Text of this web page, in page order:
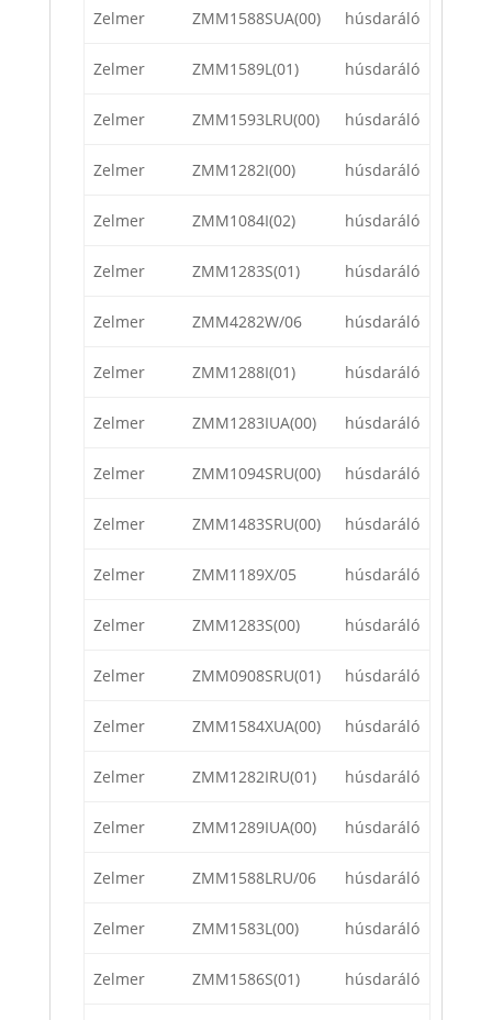
Zelmer ZMM1588SUA(00) húsdaráló
Zelmer ZMM1589L(01) húsdaráló
Zelmer ZMM1593LRU(00) húsdaráló
Zelmer ZMM1282I(00) húsdaráló
Zelmer ZMM1084I(02) húsdaráló
Zelmer ZMM1283S(01) húsdaráló
Zelmer ZMM4282W/06 húsdaráló
Zelmer ZMM1288I(01) húsdaráló
Zelmer ZMM1283IUA(00) húsdaráló
Zelmer ZMM1094SRU(00) húsdaráló
Zelmer ZMM1483SRU(00) húsdaráló
Zelmer ZMM1189X/05 húsdaráló
Zelmer ZMM1283S(00) húsdaráló
Zelmer ZMM0908SRU(01) húsdaráló
Zelmer ZMM1584XUA(00) húsdaráló
Zelmer ZMM1282IRU(01) húsdaráló
Zelmer ZMM1289IUA(00) húsdaráló
Zelmer ZMM1588LRU/06 húsdaráló
Zelmer ZMM1583L(00) húsdaráló
Zelmer ZMM1586S(01) húsdaráló